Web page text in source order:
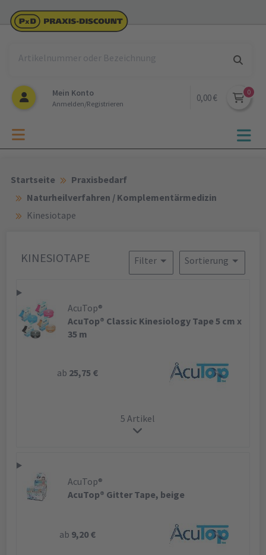
Mein Konto
Anmelden/Registrieren
0,00 €
Startseite
Praxisbedarf
Naturheilverfahren / Komplementärmedizin
Kinesiotape
KINESIOTAPE Sortierung
Filter
AcuTop®
AcuTop® Classic Kinesiology Tape 5 cm x
35 m
ab 25,75 €
5 Artikel
AcuTop®
AcuTop® Gitter Tape, beige
ab 9,20 €